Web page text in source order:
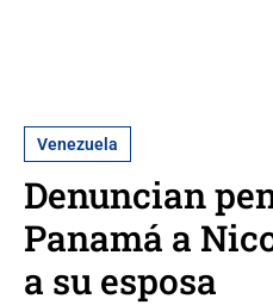
Venezuela
Denuncian
Panamá a
a su esposa